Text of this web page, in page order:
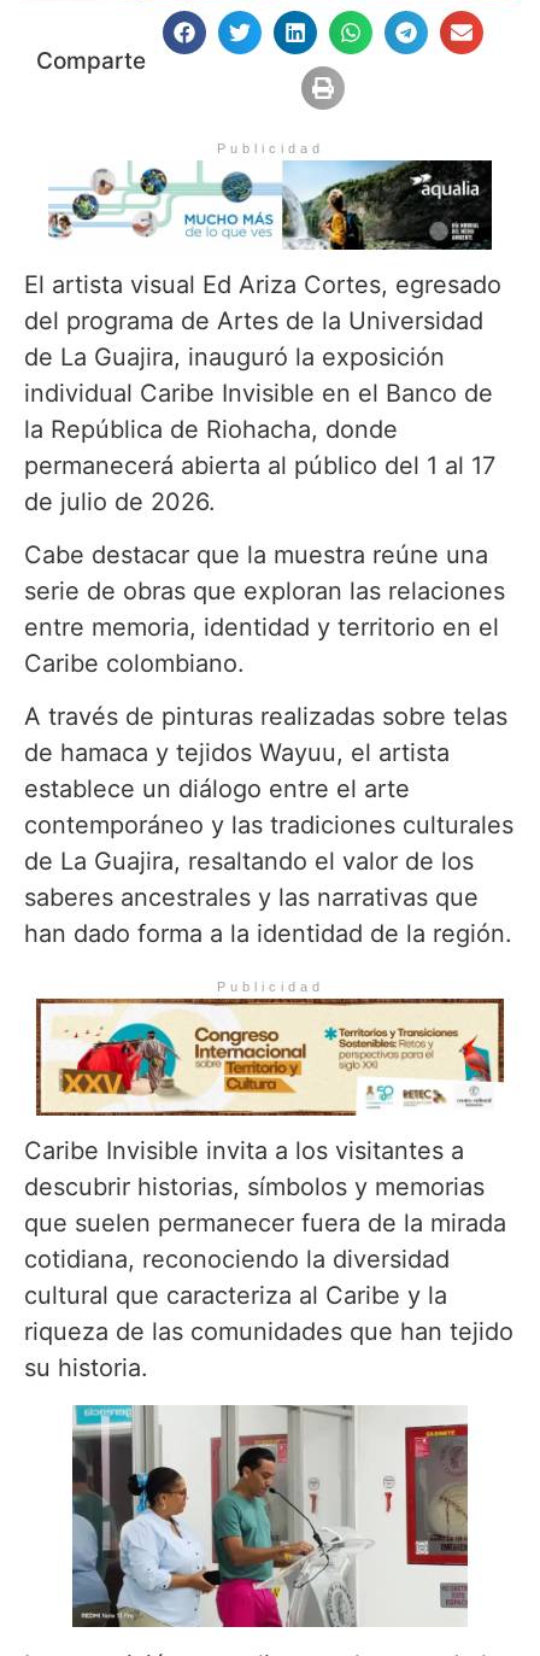
Comparte
Publicidad
El artista visual Ed Ariza Cortes, egresado
del programa de Artes de la Universidad
de La Guajira, inauguró la exposición
individual Caribe Invisible en el Banco de
la República de Riohacha, donde
permanecerá abierta al público del 1 al 17
de julio de 2026.
Cabe destacar que la muestra reúne una
serie de obras que exploran las relaciones
entre memoria, identidad y territorio en el
Caribe colombiano.
A través de pinturas realizadas sobre telas
de hamaca y tejidos Wayuu, el artista
establece un diálogo entre el arte
contemporáneo y las tradiciones culturales
de La Guajira, resaltando el valor de los
saberes ancestrales y las narrativas que
han dado forma a la identidad de la región.
Publicidad
Caribe Invisible invita a los visitantes a
descubrir historias, símbolos y memorias
que suelen permanecer fuera de la mirada
cotidiana, reconociendo la diversidad
cultural que caracteriza al Caribe y la
riqueza de las comunidades que han tejido
su historia.